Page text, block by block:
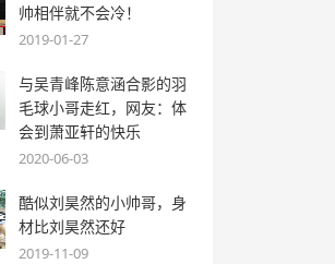
帅相伴就不会冷！
2019-01-27
与吴青峰陈意涵合影的羽
毛球小哥走红，网友：体
会到萧亚轩的快乐
2020-06-03
酷似刘昊然的小帅哥，身
材比刘昊然还好
2019-11-09